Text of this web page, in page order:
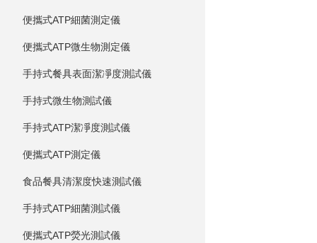
便攜式ATP細菌測定儀
便攜式ATP微生物測定儀
手持式餐具表面潔凈度測試儀
手持式微生物測試儀
手持式ATP潔凈度測試儀
便攜式ATP測定儀
食品餐具清潔度快速測試儀
手持式ATP細菌測試儀
便攜式ATP熒光測試儀